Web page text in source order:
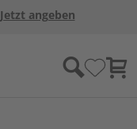
Jetzt angeben